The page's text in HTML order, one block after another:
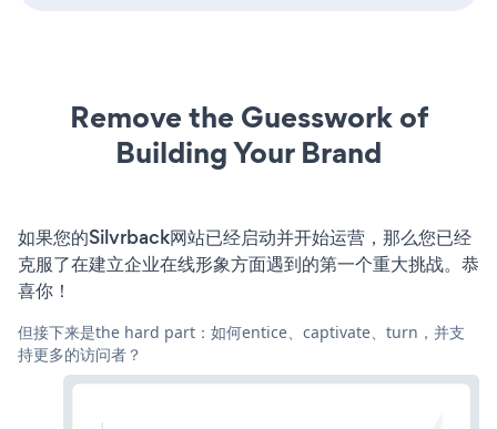
Remove the Guesswork of
Building Your Brand
如果您的Silvrback网站已经启动并开始运营，那么您已经
克服了在建立企业在线形象方面遇到的第一个重大挑战。恭
喜你！
但接下来是the hard part：如何entice、captivate、turn，并支
持更多的访问者？